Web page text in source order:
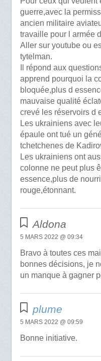
guerre,avec la
ancien militaire
travaille pour l armée
Aller sur youtube ou
tytelman.
Il répond aux
apprend pourquoi la
bloquée,plus d
mauvaise qualité
crevé les réservoirs d
Les ukrainiens avec
épaule ont tué un
tchetchenes de
Les ukrainiens ont
colonne ne peut plus
essence,plus de
rouge,étonnant.
Aldona
5 MARS 2022 @ 09:34
Bravo à toutes ces
bonnes décisions, je
un manque à gagner
plume
5 MARS 2022 @ 09:59
Bonne initiative.